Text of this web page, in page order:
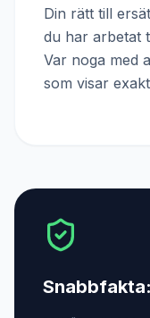
Din rätt till
du har arbetat
Var noga med
som visar
Snabbfakta: